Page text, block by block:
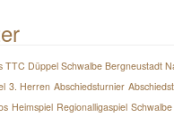
TTC Düppel Schwalbe Bergneustadt
3. Herren Abschiedsturnier
Heimspiel Regionalligaspiel